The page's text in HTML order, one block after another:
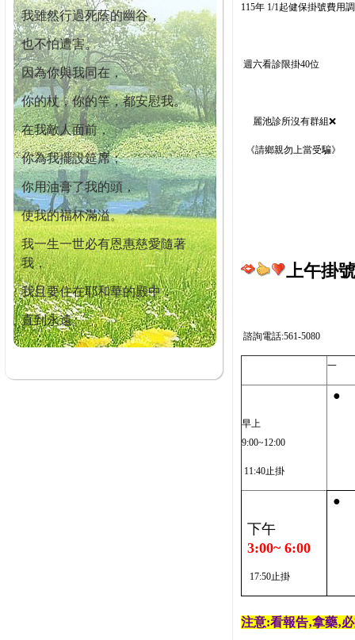
我雖然行過死蔭的幽谷，
也不怕遭害。
因為你與我同在，
你的杖，你的竿，都安慰我。
在我敵人面前，
你為我擺設筵席；
你用油膏了我的頭，
使我的福杯滿溢。
我一生一世必有恩惠慈愛隨著
我，
我且要住在耶和華的殿中，
直到永遠。
115年 1/1起健保掛號費用
週六看診限掛40位
麗池診所沒有群組❌
《請鄉親勿上當受騙》
上午掛
諮詢電話:561-5080
一
早上
9:00~12:00
11:40止掛
●
下午
3:00~ 6:00
17:50止掛
●
注意:看報告‚拿藥‚